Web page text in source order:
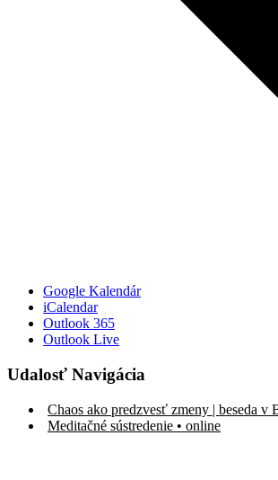
Google Kalendár
iCalendar
Outlook 365
Outlook Live
Udalosť Navigácia
Chaos ako predzvesť zmeny | beseda v
Meditačné sústredenie • online